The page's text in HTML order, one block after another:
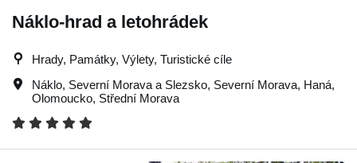
Náklo-hrad a letohrádek
Hrady, Památky, Výlety, Turistické cíle
Náklo, Severní Morava a Slezsko, Severní Morava, Haná,
Olomoucko, Střední Morava